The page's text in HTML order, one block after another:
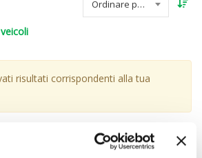
Ordinare per data
risultati corrispondenti alla tua